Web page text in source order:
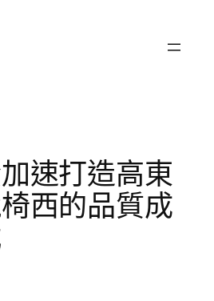
速打造高東
西的品質成